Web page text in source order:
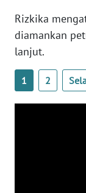
Rizkika
diamankan
lanjut.
1 2
WN
SERAMBI
WN